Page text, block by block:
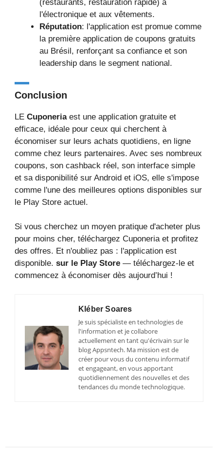
(restaurants, restauration rapide) à
l'électronique et aux vêtements.
Réputation: l'application est promue comme
la première application de coupons gratuits
au Brésil, renforçant sa confiance et son
leadership dans le segment national.
Conclusion
LE Cuponeriaest une application gratuite et
efficace, idéale pour ceux qui cherchent à
économiser sur leurs achats quotidiens, en ligne
comme chez leurs partenaires. Avec ses nombreux
coupons, son cashback réel, son interface simple
et sa disponibilité sur Android et iOS, elle s'impose
comme l'une des meilleures options disponibles sur
le Play Store actuel.
Si vous cherchez un moyen pratique d'acheter plus
pour moins cher, téléchargez Cuponeria et profitez
des offres. Et n'oubliez pas : l'application est
disponible. sur le Play Store — téléchargez-le et
commencez à économiser dès aujourd’hui !
Kléber Soares
Je suis spécialiste en technologies de
l'information et je collabore
actuellement en tant qu'écrivain sur le
blog Appsntech. Ma mission est de
créer pour vous du contenu informatif
et engageant, en vous apportant
quotidiennement des nouvelles et des
tendances du monde technologique.